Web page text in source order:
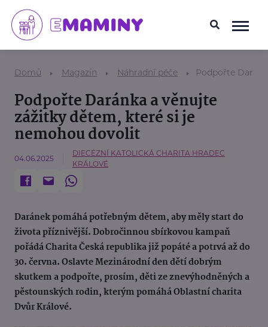
Domů Magazín Náhradní péče Podpořte
Podpořte Daránka a věnujte
zážitky dětem, které si je
nemohou dovolit
04.06.2025
DIECÉZNÍ KATOLICKÁ CHARITA HRADEC
KRÁLOVÉ
Daránek pomáhá potřebným dětem, aby měly start do
života příznivější. Dobročinnou sbírkovou kampaň
pořádá Charita Česká republika již popáté a potrvá až do
30. června. Oslavte Mezinárodní den dětí dobrým
skutkem a podpořte, prosím, děti ze znevýhodněných a
pěstounských rodin, kterým pomáhá Oblastní charita
Dvůr Králové.